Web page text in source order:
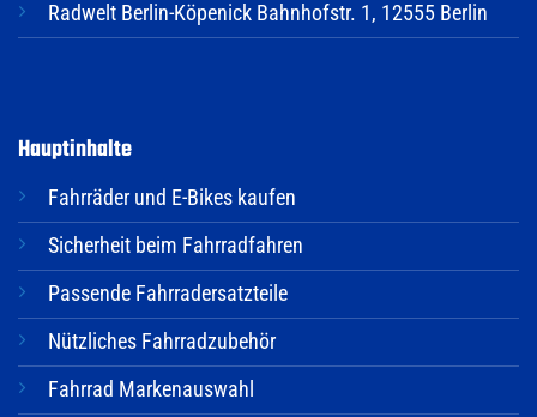
Radwelt Berlin-Köpenick Bahnhofstr. 1, 12555 Berlin
Hauptinhalte
Fahrräder und E-Bikes kaufen
Sicherheit beim Fahrradfahren
Passende Fahrradersatzteile
Nützliches Fahrradzubehör
Fahrrad Markenauswahl